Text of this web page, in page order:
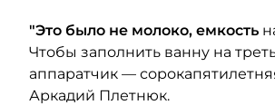
"Это было не молоко, емкость
Чтобы заполнить ванну на
аппаратчик —
Аркадий Плетнюк.